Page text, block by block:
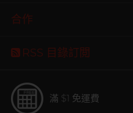
合作
RSS 目錄訂閲
滿 $1 免運費